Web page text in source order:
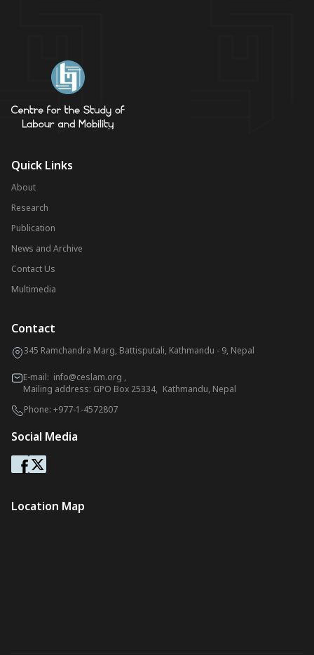
Quick Links
About
Research
Publication
News and Archive
Contact Us
Multimedia
Contact
345 Ramchandra Marg, Battisputali, Kathmandu - 9, Nepal
E-mail: info@ceslam.org ,
Mailing address: GPO Box 25334, Kathmandu, Nepal
Phone: +977-1-4572807
Social Media
Location Map